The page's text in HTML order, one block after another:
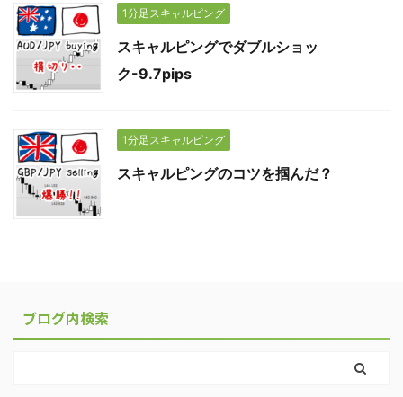
1分足スキャルピング
スキャルピングでダブルショッ
ク-9.7pips
1分足スキャルピング
スキャルピングのコツを掴んだ？
ブログ内検索